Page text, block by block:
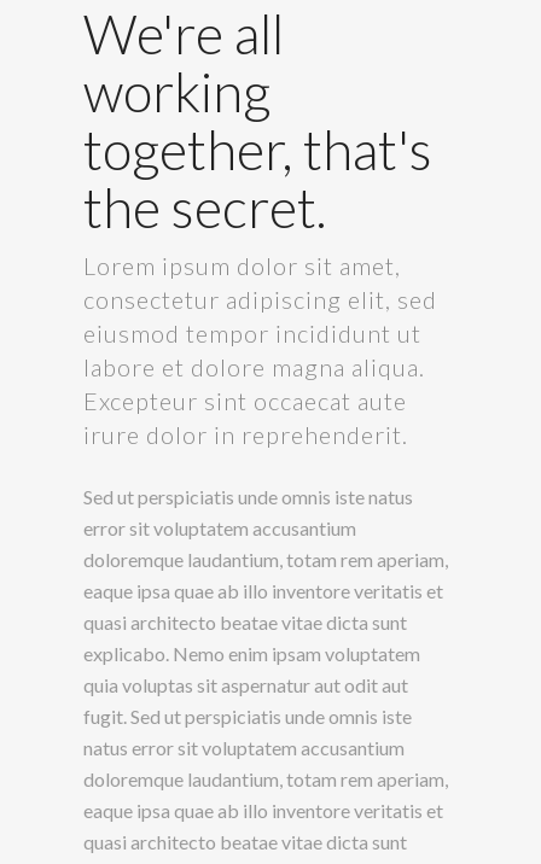
We're all
working
together, that's
the secret.
Lorem ipsum dolor sit amet,
consectetur adipiscing elit, sed
eiusmod tempor incididunt ut
labore et dolore magna aliqua.
Excepteur sint occaecat aute
irure dolor in reprehenderit.
Sed ut perspiciatis unde omnis iste natus
error sit voluptatem accusantium
doloremque laudantium, totam rem aperiam,
eaque ipsa quae ab illo inventore veritatis et
quasi architecto beatae vitae dicta sunt
explicabo. Nemo enim ipsam voluptatem
quia voluptas sit aspernatur aut odit aut
fugit. Sed ut perspiciatis unde omnis iste
natus error sit voluptatem accusantium
doloremque laudantium, totam rem aperiam,
eaque ipsa quae ab illo inventore veritatis et
quasi architecto beatae vitae dicta sunt